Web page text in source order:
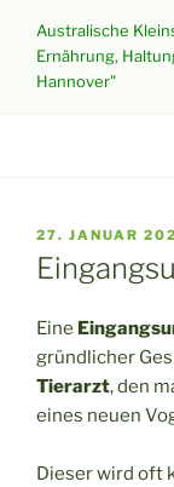
Inhalt
springen
Australische
Ernährung,
Hannover"
AM
27. JANUAR
Eine
gründlicher
Tierarzt, den
eines neuen
Dieser wird oft